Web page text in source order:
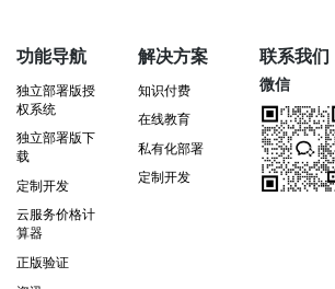
功能导航
独立部署版授
权系统
独立部署版下
载
定制开发
云服务价格计
算器
正版验证
解决方案
知识付费
在线教育
私有化部署
定制开发
联系我们
微信